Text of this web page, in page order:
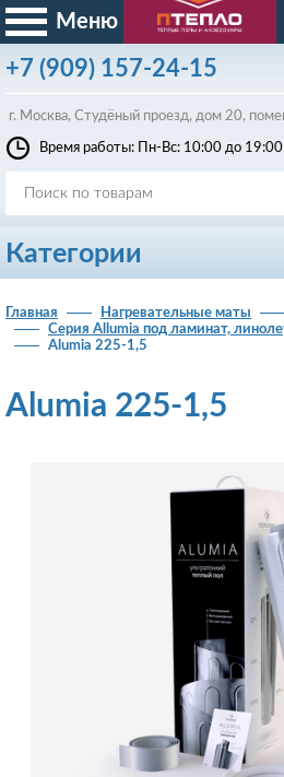
Меню
+7 (909) 157-24-15
г. Москва, Студёный проезд, дом 20,
Время работы: Пн-Вс: 10:00 до 19:00
Категории
Главная Нагревательные маты
Серия Allumia под ламинат,
Alumia 225-1,5
Alumia 225-1,5